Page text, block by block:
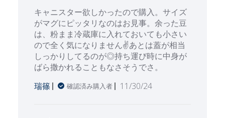
キャニスター欲しかったので購入。サイズ
がマグにピッタリなのはお見事。余った豆
は、粉まま冷蔵庫に入れておいても小さい
ので全く気になりません✌️あとは蓋が相当
しっかりしてるのが◎持ち運び時に中身が
ばら撒かれることもなさそうでさ。
瑞篠
確認済み購入者
公
11/30/24